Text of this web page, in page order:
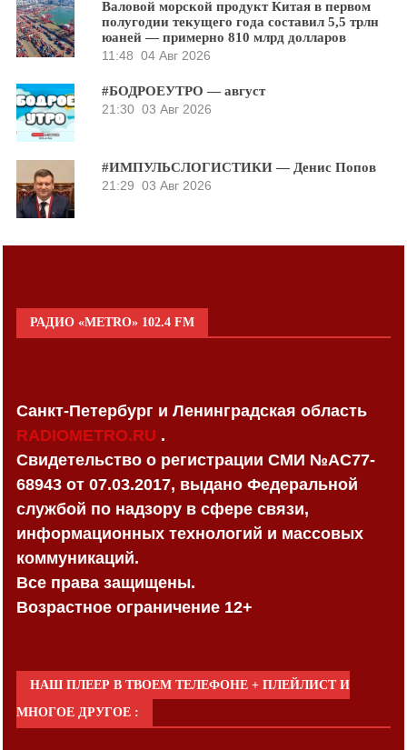
Валовой морской продукт Китая в первом
полугодии текущего года составил 5,5 трлн
юаней — примерно 810 млрд долларов
11:48 04 Авг 2026
#БОДРОЕУТРО — август
21:30 03 Авг 2026
#ИМПУЛЬСЛОГИСТИКИ — Денис Попов
21:29 03 Авг 2026
РАДИО «METRO» 102.4 FM
Санкт-Петербург и Ленинградская область
RADIOMETRO.RU .
Свидетельство о регистрации СМИ №AC77-
68943 от 07.03.2017, выдано Федеральной
службой по надзору в сфере связи,
информационных технологий и массовых
коммуникаций.
Все права защищены.
Возрастное ограничение 12+
НАШ ПЛЕЕР В ТВОЕМ ТЕЛЕФОНЕ + ПЛЕЙЛИСТ И
МНОГОЕ ДРУГОЕ :